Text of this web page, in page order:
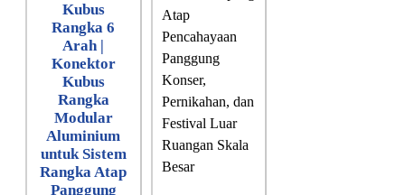
Kubus
Rangka 6
Arah |
Konektor
Kubus
Rangka
Modular
Aluminium
untuk Sistem
Rangka Atap
Panggung